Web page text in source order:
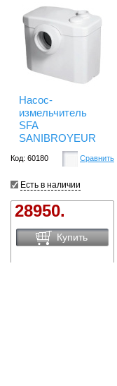
Насос-
измельчитель
SFA
SANIBROYEUR
Код: 60180 Сравнить
Есть в наличии
28950.
Купить